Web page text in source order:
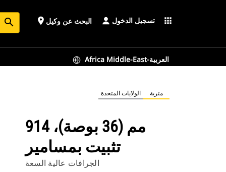
search place البحث عن وكيل تسجيل الدخول apps
Africa Middle-East-العربية
الولايات المتحدة مترية
914 مم (36 بوصة)،
تثبيت بمسامير
الجرافات عالية السعة